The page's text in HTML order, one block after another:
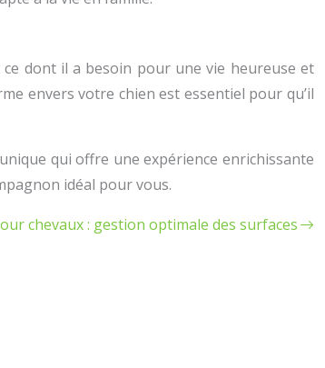
dont il a besoin pour une vie heureuse et
envers votre chien est essentiel pour qu’il
qui offre une expérience enrichissante
idéal pour vous.
chevaux : gestion optimale des surfaces